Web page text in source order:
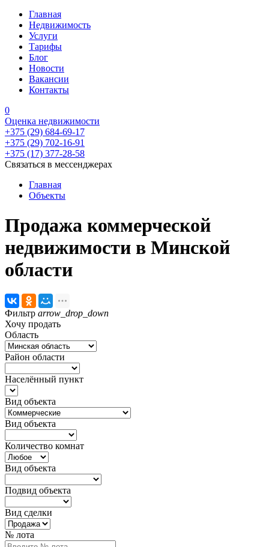
Главная
Недвижимость
Услуги
Тарифы
Блог
Новости
Вакансии
Контакты
0
Оценка недвижимости
+375 (29) 684-69-17
+375 (29) 702-16-91
+375 (17) 377-28-58
Связаться в мессенджерах
Главная
Объекты
Продажа коммерческой
недвижимости в Минской
области
Фильтр arrow_drop_down
Хочу продать
Область
Район области
Населённый пункт
Вид объекта
Вид объекта
Количество комнат
Вид объекта
Подвид объекта
Вид сделки
№ лота